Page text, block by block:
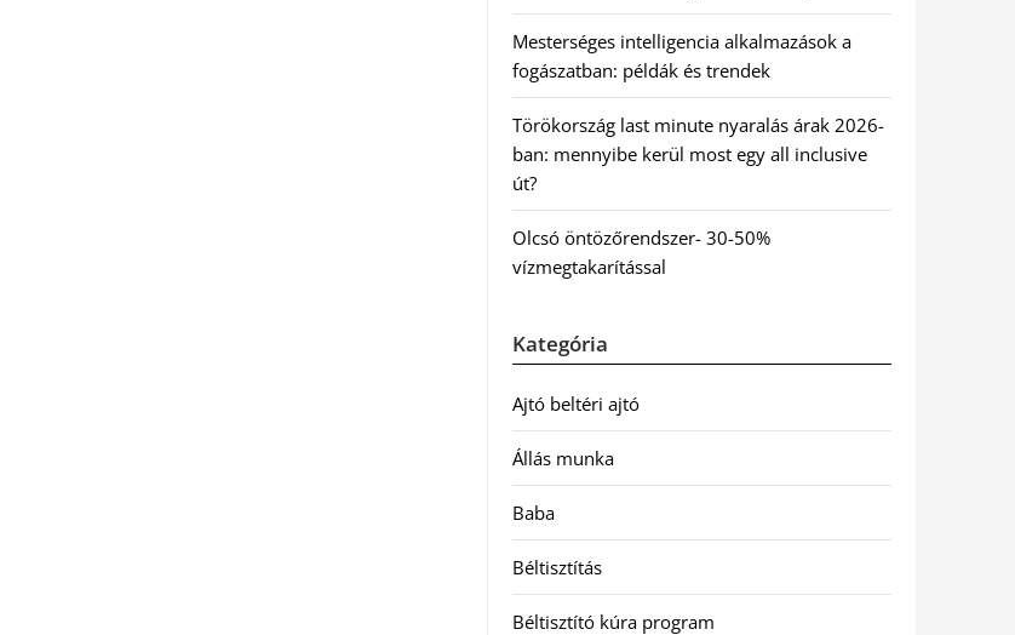
Mesterséges intelligencia alkalmazások a
fogászatban: példák és trendek
Törökország last minute nyaralás árak 2026-
ban: mennyibe kerül most egy all inclusive
út?
Olcsó öntözőrendszer- 30-50%
vízmegtakarítással
Kategória
Ajtó beltéri ajtó
Állás munka
Baba
Béltisztítás
Béltisztító kúra program